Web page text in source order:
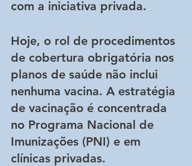
com a iniciativa privada.
Hoje, o rol de procedimentos
de cobertura obrigatória nos
planos de saúde não inclui
nenhuma vacina. A estratégia
de vacinação é concentrada
no Programa Nacional de
Imunizações (PNI) e em
clínicas privadas.